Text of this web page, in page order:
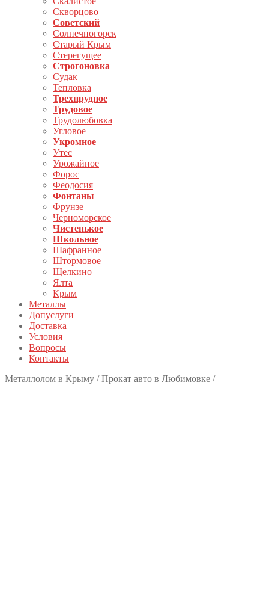
Скворцово
Советский
Солнечногорск
Старый Крым
Стерегущее
Строгоновка
Судак
Тепловка
Трехпрудное
Трудовое
Трудолюбовка
Угловое
Укромное
Утес
Урожайное
Форос
Феодосия
Фонтаны
Фрунзе
Черноморское
Чистенькое
Школьное
Шафранное
Штормовое
Щелкино
Ялта
Крым
Металлы
Допуслуги
Доставка
Условия
Вопросы
Контакты
Металлолом в Крыму /Прокат авто в Любимовке /